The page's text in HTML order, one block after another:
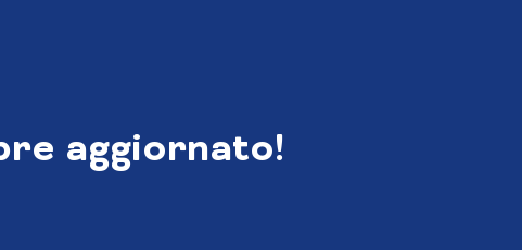
aggiornato!